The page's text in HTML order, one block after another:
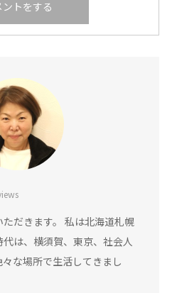
だきます。 私は北海道札幌
は、横須賀、東京、社会人
な場所で生活してきまし